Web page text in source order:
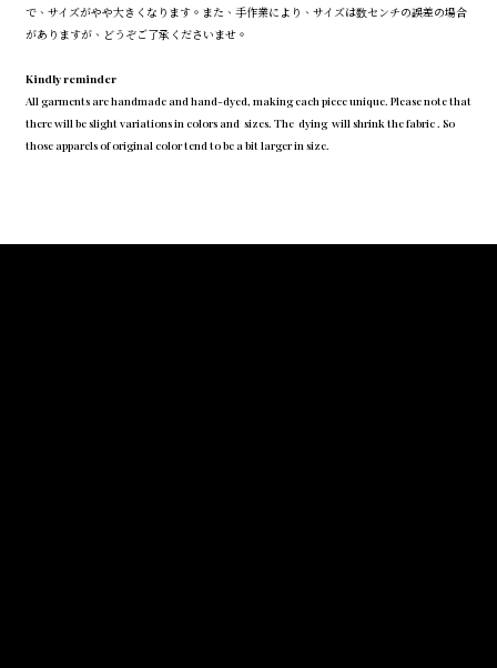
で、サイズがやや大きくなります。また、手作業により、サイズは数センチの誤差の場合
がありますが、どうぞご了承くださいませ。
Kindly reminder
All garments are handmade and hand-dyed, making each piece unique. Please note that
there will be slight variations in colors and sizes. The dying will shrink the fabric . So
those apparels of original color tend to be a bit larger in size.